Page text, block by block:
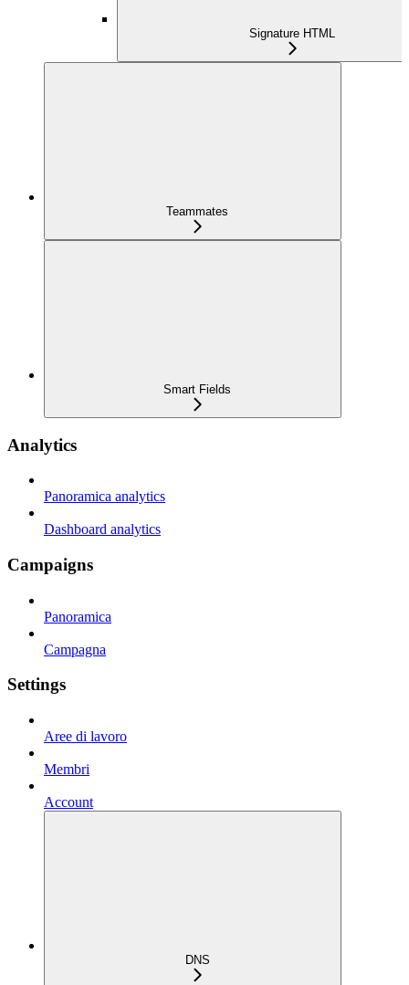
Signature HTML
Teammates
Smart Fields
Analytics
Panoramica analytics
Dashboard analytics
Campaigns
Panoramica
Campagna
Settings
Aree di lavoro
Membri
Account
DNS